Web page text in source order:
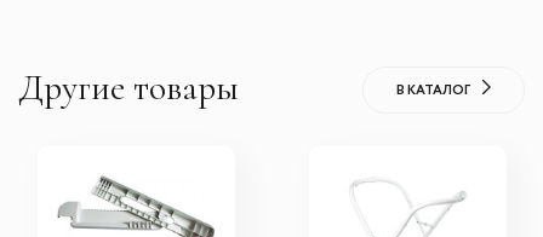
Другие товары В КАТАЛОГ